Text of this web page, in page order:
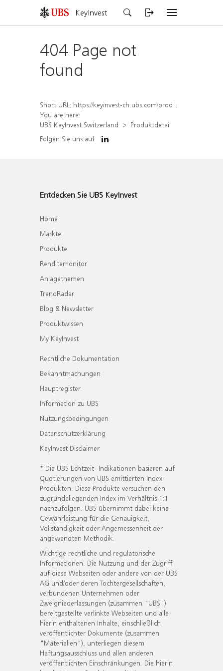
KeyInvest
404 Page not
found
Short URL: https://keyinvest-ch.ubs.com/produkt/detail/index/isin/CH1558305822
You are here:
UBS KeyInvest Switzerland
Produktdetail
Folgen Sie uns auf
Entdecken Sie UBS KeyInvest
Home
Märkte
Produkte
Renditemonitor
Anlagethemen
TrendRadar
Blog & Newsletter
Produktwissen
My KeyInvest
Rechtliche Dokumentation
Bekanntmachungen
Hauptregister
Information zu UBS
Nutzungsbedingungen
Datenschutzerklärung
KeyInvest Disclaimer
* Die UBS Echtzeit- Indikationen basieren auf
Quotierungen von UBS emittierten Index-
Produkten. Diese Produkte versuchen den
zugrundeliegenden Index im Verhältnis 1:1
nachzufolgen. UBS übernimmt dabei keine
Gewährleistung für die Genauigkeit,
Vollständigkeit oder Angemessenheit der
angewandten Methodik.
Wichtige rechtliche und regulatorische
Informationen. Die Nutzung und der Zugriff
auf diese Webseiten oder andere von der UBS
AG und/oder deren Tochtergesellschaften,
verbundenen Unternehmen oder
Zweigniederlassungen (zusammen "UBS")
bereitgestellte verlinkte Webseiten und alle
hierin enthaltenen Inhalte, einschließlich
veröffentlichter Dokumente (zusammen
"Materialien"), unterliegen diesem
Haftungsausschluss und allen anderen
veröffentlichten Einschränkungen. Die hierin